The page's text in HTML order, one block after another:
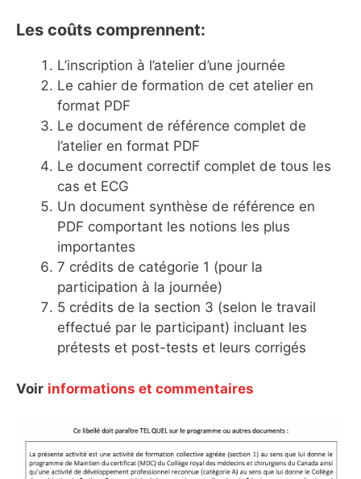
Les coûts comprennent:
L’inscription à l’atelier d’une journée
Le cahier de formation de cet atelier en
format PDF
Le document de référence complet de
l’atelier en format PDF
Le document correctif complet de tous les
cas et ECG
Un document synthèse de référence en
PDF comportant les notions les plus
importantes
7 crédits de catégorie 1 (pour la
participation à la journée)
5 crédits de la section 3 (selon le travail
effectué par le participant) incluant les
prétests et post-tests et leurs corrigés
Voir informations et commentaires